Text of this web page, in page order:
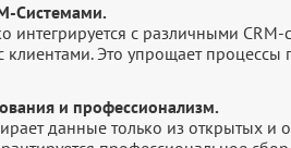
Системами.
интегрируется с различными
клиентами. Это упрощает
и профессионализм.
данные только из открытых и